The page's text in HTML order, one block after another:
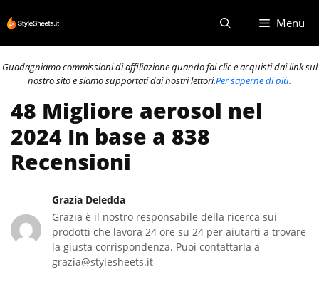
al
contenuto
Menu
Guadagniamo commissioni di affiliazione quando fai clic e acquisti dai link sul
nostro sito e siamo supportati dai nostri lettori.Per saperne di più.
48 Migliore aerosol nel
2024 In base a 838
Recensioni
Grazia Deledda
Grazia è il nostro responsabile della ricerca sui
prodotti che lavora 24 ore su 24 per aiutarti a trovare
la giusta corrispondenza. Puoi contattarla a
grazia@stylesheets.it